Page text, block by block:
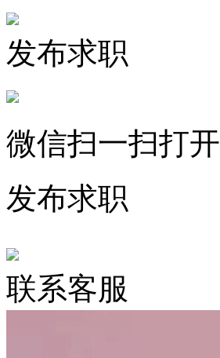
发布求职
微信扫一扫打开
发布求职
联系客服